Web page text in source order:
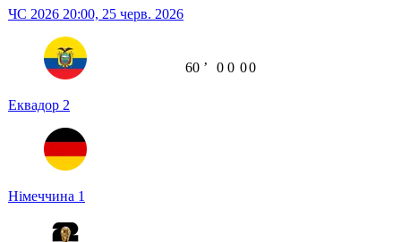
ЧС 2026 20:00, 25 черв. 2026
Еквадор 2
Німеччина 1
60 ʼ 0 0 00